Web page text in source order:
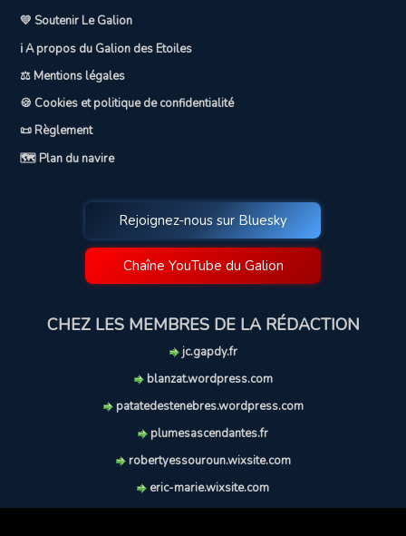
💛 Soutenir Le Galion
ℹ️ A propos du Galion des Etoiles
⚖️ Mentions légales
🍪 Cookies et politique de confidentialité
📜 Règlement
🗺️ Plan du navire
Rejoignez-nous sur Bluesky
Chaîne YouTube du Galion
CHEZ LES MEMBRES DE LA RÉDACTION
jc.gapdy.fr
blanzat.wordpress.com
patatedestenebres.wordpress.com
plumesascendantes.fr
robertyessouroun.wixsite.com
eric-marie.wixsite.com